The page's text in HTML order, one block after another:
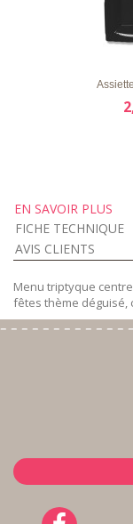
EN SAVOIR PLUS
FICHE TECHNIQUE
AVIS CLIENTS
Menu triptyque
fêtes thème déguisé,